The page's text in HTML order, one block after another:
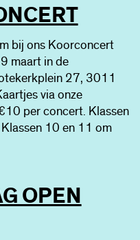
bij ons Koorconcert
maart in de
27, 3011
via onze
per concert. Klassen
10 en 11 om
OPEN